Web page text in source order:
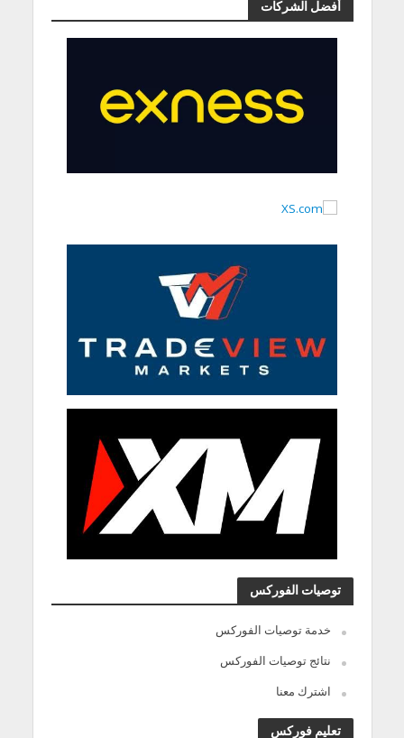
أفضل الشركات
توصيات الفوركس
خدمة توصيات الفوركس
نتائج توصيات الفوركس
اشترك معنا
تعليم فوركس